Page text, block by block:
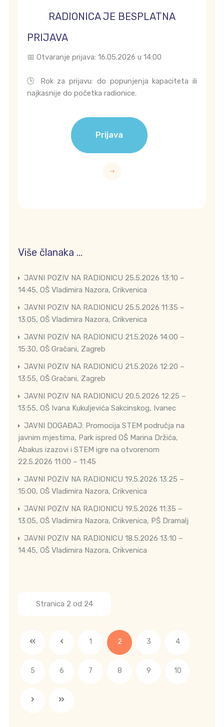
RADIONICA JE BESPLATNA
PRIJAVA
📅 Otvaranje prijava: 16.05.2026 u 14:00
🕒 Rok za prijavu: do popunjenja kapaciteta ili
najkasnije do početka radionice.
Prijava
Više članaka …
JAVNI POZIV NA RADIONICU 25.5.2026 13:10 –
14:45, OŠ Vladimira Nazora, Crikvenica
JAVNI POZIV NA RADIONICU 25.5.2026 11:35 –
13:05, OŠ Vladimira Nazora, Crikvenica
JAVNI POZIV NA RADIONICU 21.5.2026 14:00 –
15:30, OŠ Gračani, Zagreb
JAVNI POZIV NA RADIONICU 21.5.2026 12:20 –
13:55, OŠ Gračani, Zagreb
JAVNI POZIV NA RADIONICU 20.5.2026 12:25 –
13:55, OŠ Ivana Kukuljevića Sakcinskog, Ivanec
JAVNI DOGAĐAJ: Promocija STEM područja na
javnim mjestima, Park ispred OŠ Marina Držića,
Abakus izazovi i STEM igre na otvorenom
22.5.2026 11:00 – 11:45
JAVNI POZIV NA RADIONICU 19.5.2026 13:25 –
15:00, OŠ Vladimira Nazora, Crikvenica
JAVNI POZIV NA RADIONICU 19.5.2026 11:35 –
13:05, OŠ Vladimira Nazora, Crikvenica, PŠ Dramalj
JAVNI POZIV NA RADIONICU 18.5.2026 13:10 –
14:45, OŠ Vladimira Nazora, Crikvenica
Stranica 2 od 24
1 2 3 4
5 6 7 8 9 10